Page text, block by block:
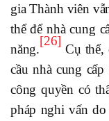
gia Thành viên
thể để nhà cung
năng.
[26]
Cụ thể,
cầu nhà cung
công quyền có
pháp nghi vấn